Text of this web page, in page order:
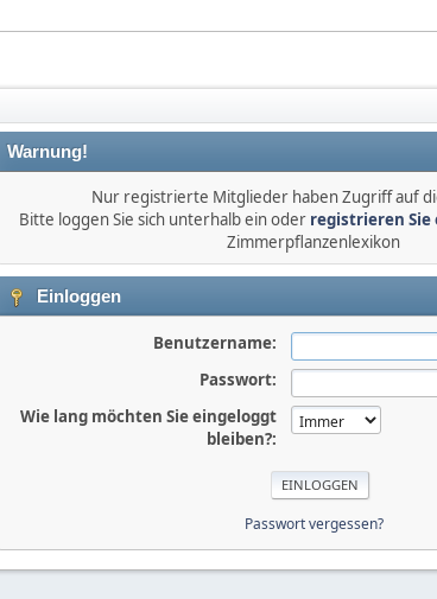
Warnung!
Nur registrierte Mitglieder haben Zugriff auf
Bitte loggen Sie sich unterhalb ein oder registrieren
Zimmerpflanzenlexikon
Einloggen
Benutzername:
Passwort:
Wie lang möchten Sie eingeloggt
bleiben?:
Passwort vergessen?